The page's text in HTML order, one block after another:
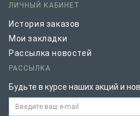
ЛИЧНЫЙ КАБИНЕТ
История заказов
Мои закладки
Рассылка новостей
РАССЫЛКА
Будьте в курсе наших акций и